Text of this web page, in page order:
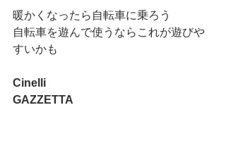
暖かくなったら自転車に乗ろう
自転車を遊んで使うならこれが遊びや
すいかも
Cinelli
GAZZETTA